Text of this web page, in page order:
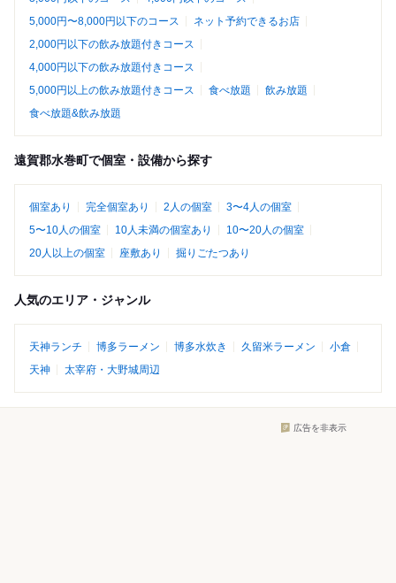
5,000円〜8,000円以下のコース
ネット予約できるお店
2,000円以下の飲み放題付きコース
4,000円以下の飲み放題付きコース
5,000円以上の飲み放題付きコース
食べ放題
飲み放題
食べ放題&飲み放題
遠賀郡水巻町で個室・設備から探す
個室あり 完全個室あり 2人の個室
3〜4人の個室
5〜10人の個室
10人未満の個室あり
10〜20人の個室
20人以上の個室
座敷あり 掘りごたつあり
人気のエリア・ジャンル
天神ランチ 博多ラーメン 博多水炊き 久留米ラーメン
小倉
天神
太宰府・大野城周辺
広告を非表示